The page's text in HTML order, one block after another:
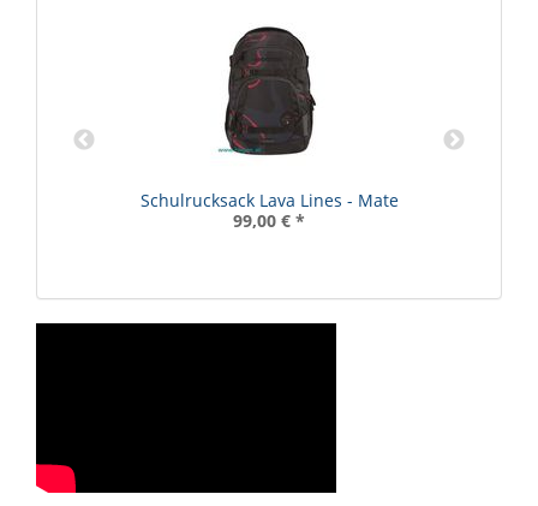
Schulrucksack Lava Lines - Mate
99,00 € *